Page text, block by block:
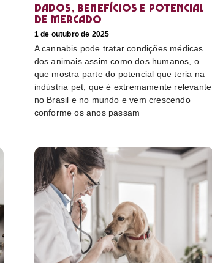
dados, benefícios e potencial
de mercado
1 de outubro de 2025
A cannabis pode tratar condições médicas
dos animais assim como dos humanos, o
que mostra parte do potencial que teria na
indústria pet, que é extremamente relevante
no Brasil e no mundo e vem crescendo
conforme os anos passam